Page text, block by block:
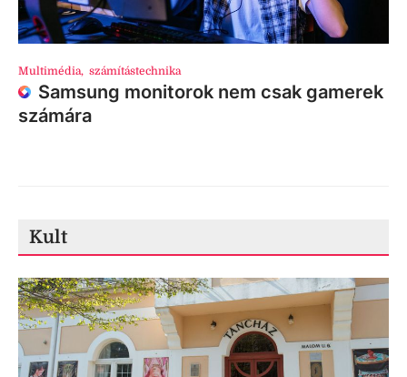
Multimédia, számítástechnika
Samsung monitorok nem csak gamerek
számára
Kult